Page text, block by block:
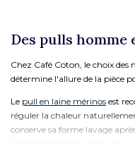
Des pulls homme
Chez Café Coton, le choix des
détermine l'allure de la pièce
Le pull en laine mérinos est
réguler la chaleur
conserve sa forme lavage